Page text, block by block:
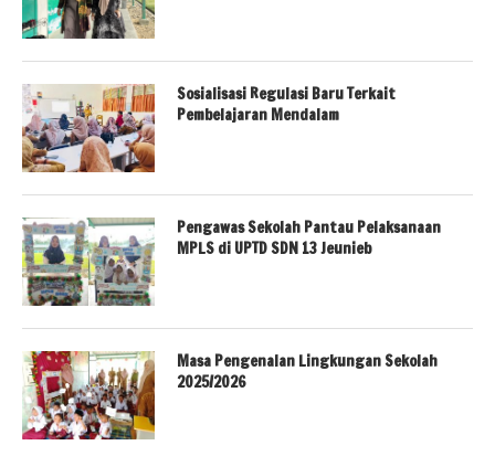
Sosialisasi Regulasi Baru Terkait
Pembelajaran Mendalam
Pengawas Sekolah Pantau Pelaksanaan
MPLS di UPTD SDN 13 Jeunieb
Masa Pengenalan Lingkungan Sekolah
2025/2026